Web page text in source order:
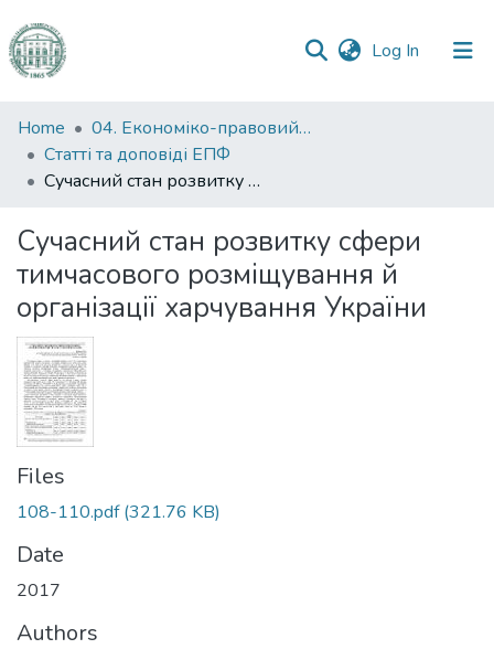
Log In (current)
Communities
&
Collections
Statistics
Home
04. Економіко-правовий факультет
Статті та доповіді ЕПФ
Сучасний стан розвитку сфери тимчасового розміщування й організації харчування України
Сучасний стан розвитку сфери
тимчасового розміщування й
організації харчування України
Files
108-110.pdf(321.76 KB)
Date
2017
Authors